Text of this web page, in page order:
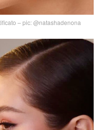
– pic: @natashadenona